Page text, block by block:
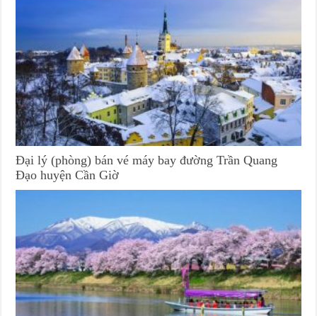
Đại lý (phòng) bán vé máy bay đường Trần Quang
Đạo huyện Cần Giờ